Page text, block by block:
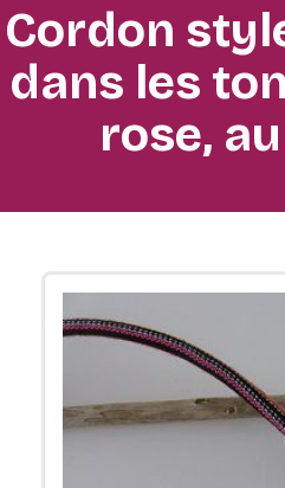
Cordon
dans les
rose,